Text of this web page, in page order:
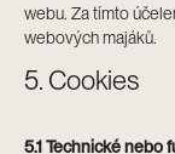
webu. Za tímto
webových majáků.
5. Cookies
5.1 Technické nebo